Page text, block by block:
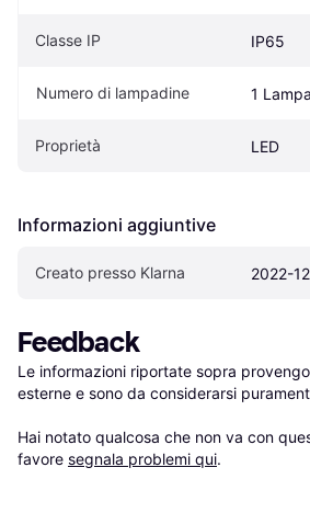
Classe IP IP65
Numero di lampadine 1
Proprietà LED
Informazioni aggiuntive
Creato presso Klarna 2022-
Feedback
Le informazioni riportate sopra
esterne e sono da considerarsi
Hai notato qualcosa che non va con
favore segnala problemi qui.